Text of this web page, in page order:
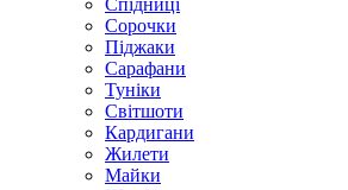
Спідниці
Сорочки
Піджаки
Сарафани
Туніки
Світшоти
Кардигани
Жилети
Майки